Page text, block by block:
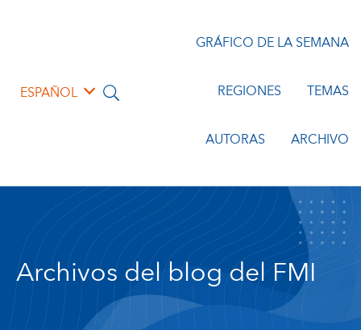
ESPAÑOL
GRÁFICO DE LA SEMANA
REGIONES TEMAS
AUTORAS ARCHIVO
Archivos del blog del FMI